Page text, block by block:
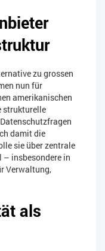
zu grossen
nun für
amerikanischen
strukturelle
damit die
sie über zentrale
insbesondere in
Verwaltung,
als